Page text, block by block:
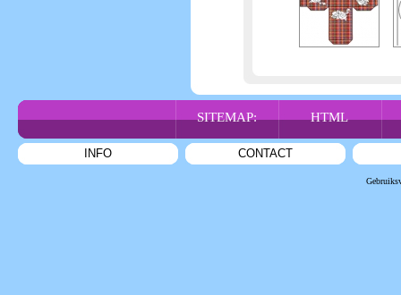
SITEMAP: HTML
INFO CONTACT